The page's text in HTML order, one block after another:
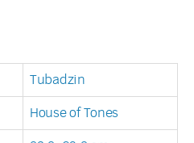
Tubadzin
House of Tones